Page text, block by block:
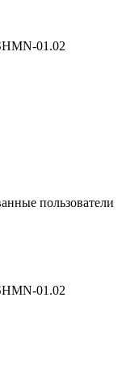
01.02
пользователи
01.02